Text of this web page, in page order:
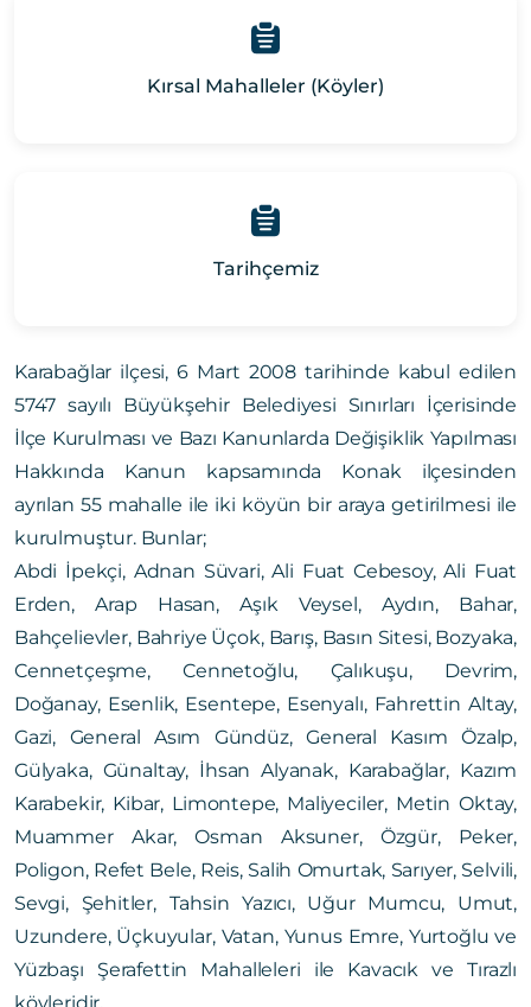
Kırsal Mahalleler (Köyler)
Tarihçemiz
Karabağlar ilçesi, 6 Mart 2008 tarihinde kabul edilen
5747 sayılı Büyükşehir Belediyesi Sınırları İçerisinde
İlçe Kurulması ve Bazı Kanunlarda Değişiklik Yapılması
Hakkında Kanun kapsamında Konak ilçesinden
ayrılan 55 mahalle ile iki köyün bir araya getirilmesi ile
kurulmuştur. Bunlar;
Abdi İpekçi, Adnan Süvari, Ali Fuat Cebesoy, Ali Fuat
Erden, Arap Hasan, Aşık Veysel, Aydın, Bahar,
Bahçelievler, Bahriye Üçok, Barış, Basın Sitesi, Bozyaka,
Cennetçeşme, Cennetoğlu, Çalıkuşu, Devrim,
Doğanay, Esenlik, Esentepe, Esenyalı, Fahrettin Altay,
Gazi, General Asım Gündüz, General Kasım Özalp,
Gülyaka, Günaltay, İhsan Alyanak, Karabağlar, Kazım
Karabekir, Kibar, Limontepe, Maliyeciler, Metin Oktay,
Muammer Akar, Osman Aksuner, Özgür, Peker,
Poligon, Refet Bele, Reis, Salih Omurtak, Sarıyer, Selvili,
Sevgi, Şehitler, Tahsin Yazıcı, Uğur Mumcu, Umut,
Uzundere, Üçkuyular, Vatan, Yunus Emre, Yurtoğlu ve
Yüzbaşı Şerafettin Mahalleleri ile Kavacık ve Tırazlı
köyleridir.